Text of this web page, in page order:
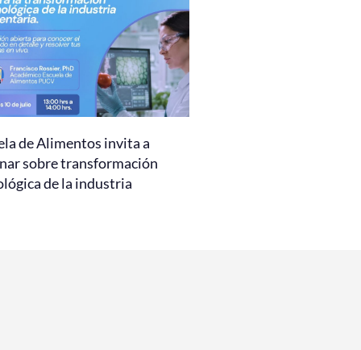
de Alimentos invita a
sobre transformación
de la industria